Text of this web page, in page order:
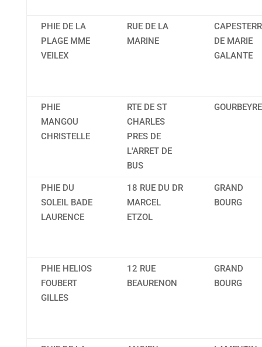
PHIE DE LA
PLAGE MME
VEILEX
RUE DE LA
MARINE
DE MARIE
GALANTE
PHIE
MANGOU
CHRISTELLE
RTE DE ST
CHARLES
PRES DE
L'ARRET DE
BUS
GOURBEYRE
PHIE DU
SOLEIL BADE
LAURENCE
18 RUE DU DR
MARCEL
ETZOL
GRAND
BOURG
PHIE HELIOS
FOUBERT
GILLES
12 RUE
BEAURENON
GRAND
BOURG